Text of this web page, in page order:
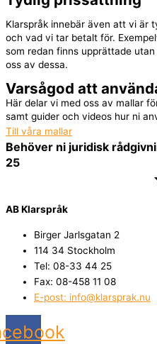
Klarspråk innebär även att vi är
och vad vi tar betalt för.
som redan finns upprättade
oss av dessa.
Varsågod att
Här delar vi med oss av mallar
samt guider och videos hur ni
Till våra mallar
Behöver ni juridisk
25
AB Klarspråk
Birger Jarlsgatan 2​
114 34 Stockholm
Tel: 08-33 44 25
Fax: 08-458 11 08
E-post: info@klarsprak.nu